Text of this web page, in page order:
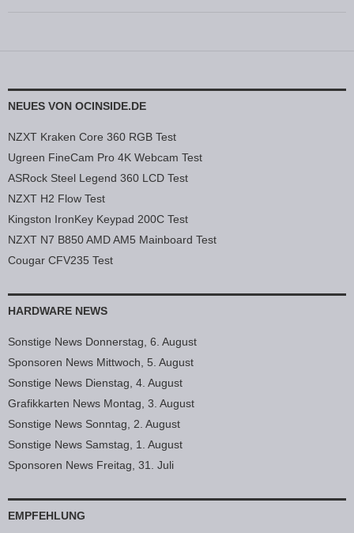
NEUES VON OCINSIDE.DE
NZXT Kraken Core 360 RGB Test
Ugreen FineCam Pro 4K Webcam Test
ASRock Steel Legend 360 LCD Test
NZXT H2 Flow Test
Kingston IronKey Keypad 200C Test
NZXT N7 B850 AMD AM5 Mainboard Test
Cougar CFV235 Test
HARDWARE NEWS
Sonstige News Donnerstag, 6. August
Sponsoren News Mittwoch, 5. August
Sonstige News Dienstag, 4. August
Grafikkarten News Montag, 3. August
Sonstige News Sonntag, 2. August
Sonstige News Samstag, 1. August
Sponsoren News Freitag, 31. Juli
EMPFEHLUNG